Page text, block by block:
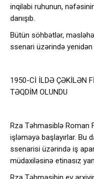
inqilabi ruhunun,
danışıb.
Bütün söhbətlər,
ssenari üzərində
1950-Cİ İLDƏ ÇƏKİLƏN
TƏQDİM OLUNDU
Rza Təhmasiblə Roman
işləməyə başlayırlar. Bu
ssenarisi üzərində iş
müdaxiləsinə etinasız